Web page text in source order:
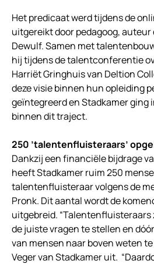
Het predicaat werd tijdens de
uitgereikt door pedagoog,
Dewulf. Samen met
hij tijdens de talentconferentie
Harriët Gringhuis van Deltion
deze visie binnen hun opleiding
geïntegreerd en Stadkamer ging
binnen dit traject.
250 ’talentenfluisteraars’
Dankzij een financiële bijdrage
heeft Stadkamer ruim 250
talentenfluisteraar volgens de
Pronk. Dit aantal wordt de
uitgebreid. “Talentenfluisteraars
de juiste vragen te stellen en
van mensen naar boven weten te
Veger van Stadkamer uit.